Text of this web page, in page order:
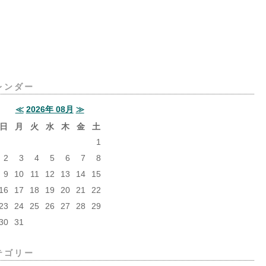
ンダー
≪ 2026年 08月 ≫
月 火 水 木 金
土
1
2
3 4 5 6 7
8
9
10 11 12 13 14
15
17 18 19 20 21
22
24 25 26 27 28
29
31
ゴリー